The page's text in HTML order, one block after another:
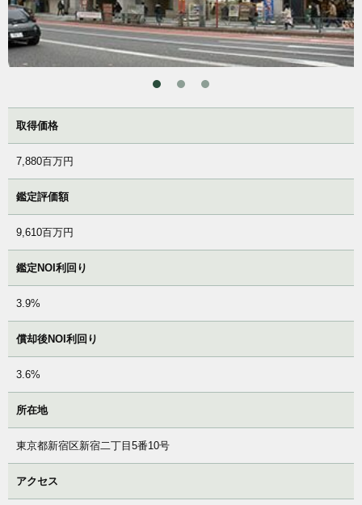
取得価格
7,880百万円
鑑定評価額
9,610百万円
鑑定NOI利回り
3.9%
償却後NOI利回り
3.6%
所在地
東京都新宿区新宿二丁目5番10号
アクセス